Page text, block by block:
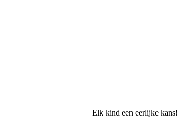
Elk kind een eerlijke kans!